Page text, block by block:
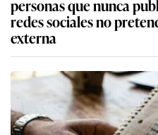
personas que nunca
redes sociales no
externa